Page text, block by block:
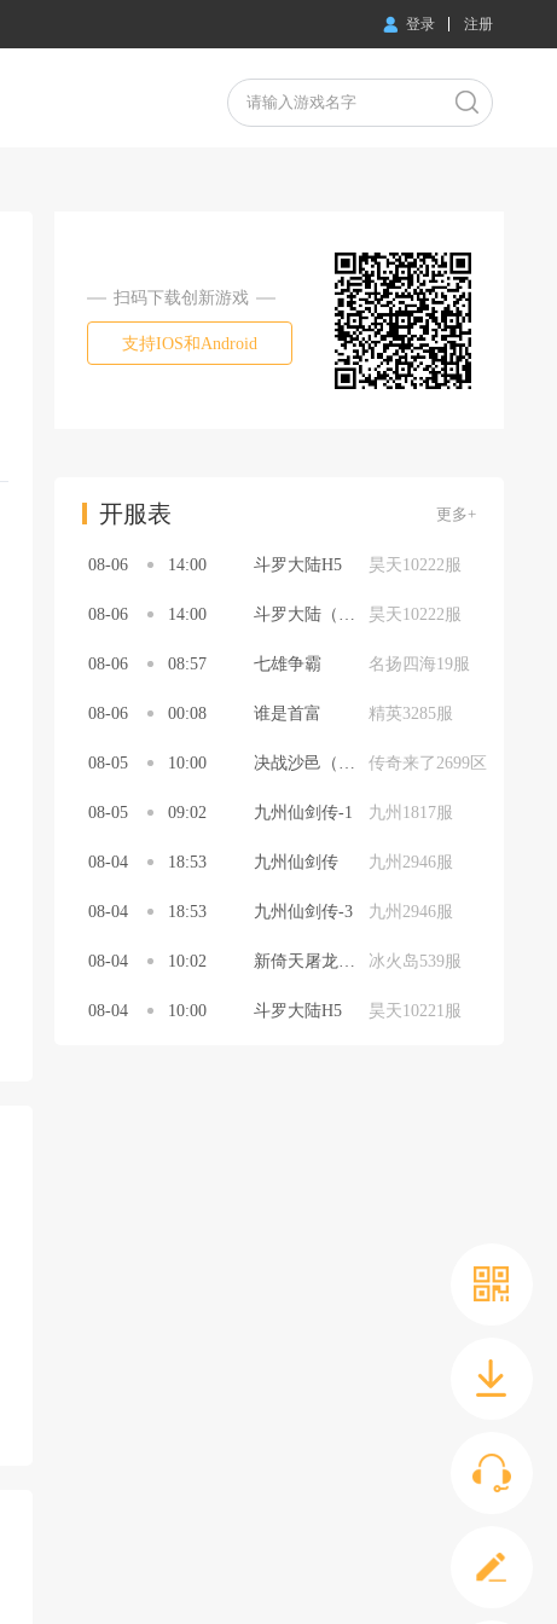
登录 注册
扫码下载创新游戏
支持IOS和Android
开服表 更多+
08-06 14:00 斗罗大陆H5 昊天10222服
08-06 14:00 斗罗大陆（新） 昊天10222服
08-06 08:57 七雄争霸 名扬四海19服
08-06 00:08 谁是首富 精英3285服
08-05 10:00 决战沙邑（传奇来了） 传奇来了2699区
08-05 09:02 九州仙剑传-1 九州1817服
08-04 18:53 九州仙剑传 九州2946服
08-04 18:53 九州仙剑传-3 九州2946服
08-04 10:02 新倚天屠龙记H5（新） 冰火岛539服
08-04 10:00 斗罗大陆H5 昊天10221服